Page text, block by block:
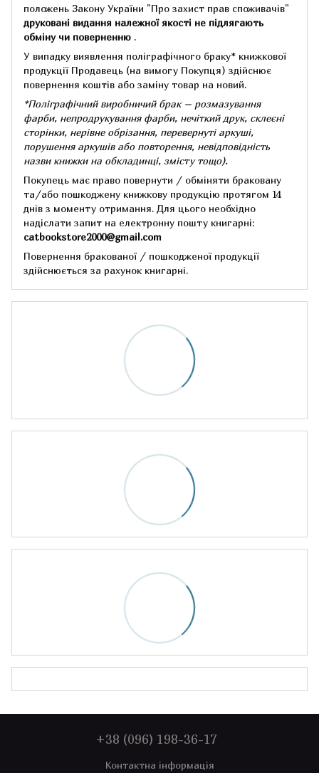
положень Закону України "Про захист прав споживачів"
друковані видання належної якості не підлягають
обміну чи поверненню .
У випадку виявлення поліграфічного браку* книжкової
продукції Продавець (на вимогу Покупця) здійснює
повернення коштів або заміну товар на новий.
*Поліграфічний виробничий брак – розмазування
фарби, непродрукування фарби, нечіткий друк, склеєні
сторінки, нерівне обрізання, перевернуті аркуші,
порушення аркушів або повторення, невідповідність
назви книжки на обкладинці, змісту тощо).
Покупець має право повернути / обміняти браковану
та/або пошкоджену книжкову продукцію протягом 14
днів з моменту отримання. Для цього необхідно
надіслати запит на електронну пошту книгарні:
catbookstore2000@gmail.com
Повернення бракованої / пошкодженої продукції
здійснюється за рахунок книгарні.
+38 (096) 198-36-17
Контактна інформація